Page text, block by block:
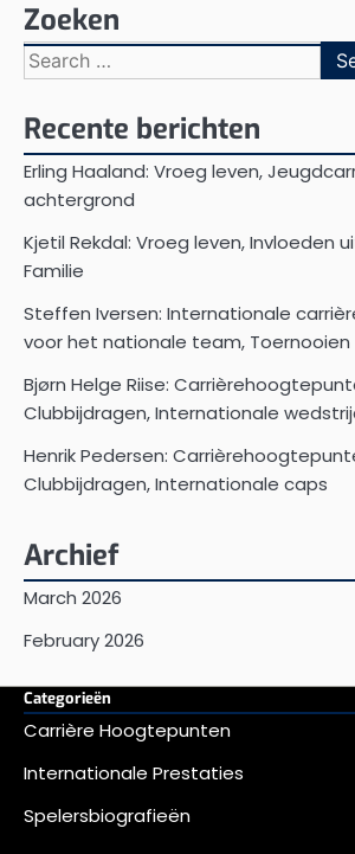
Zoeken
Search
for:
Recente berichten
Erling Haaland: Vroeg leven,
achtergrond
Kjetil Rekdal: Vroeg leven, Invloeden
Familie
Steffen Iversen: Internationale
voor het nationale team, Toernooien
Bjørn Helge Riise:
Clubbijdragen, Internationale
Henrik Pedersen:
Clubbijdragen, Internationale caps
Archief
March 2026
February 2026
Categorieën
Carrière Hoogtepunten
Internationale Prestaties
Spelersbiografieën